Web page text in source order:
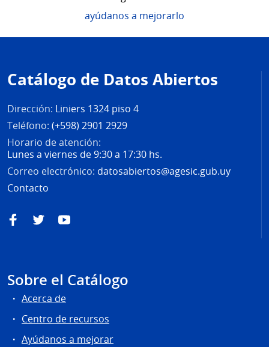
ayúdanos a mejorarlo
de
página
Catálogo de Datos Abiertos
Dirección: Liniers 1324 piso 4
Teléfono: (+598) 2901 2929
Horario de atención:
Lunes a viernes de 9:30 a 17:30 hs.
Correo electrónico: datosabiertos@agesic.gub.uy
Contacto
FacebookTwitterYouTube
Sobre el Catálogo
Acerca de
Centro de recursos
Ayúdanos a mejorar